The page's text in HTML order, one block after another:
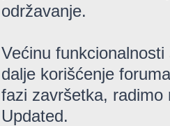
održavanje.
Većinu
dalje korišćenje
fazi završetka, radimo
Updated.